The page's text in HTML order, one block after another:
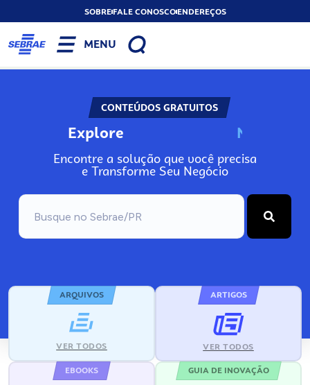
SOBREFALE CONOSCOENDEREÇOS
MENU
CONTEÚDOS GRATUITOS
Explore N
Encontre a solução que você precisa
e Transforme Seu Negócio
ARQUIVOS
VER TODOS
ARTIGOS
VER TODOS
EBOOKS GUIA DE INOVAÇÃO